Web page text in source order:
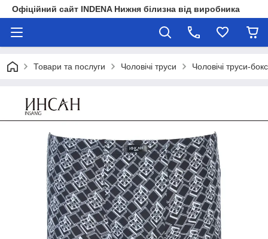
Офіційний сайт INDENA Нижня білизна від виробника
Товари та послуги Чоловічі труси Чоловічі труси-